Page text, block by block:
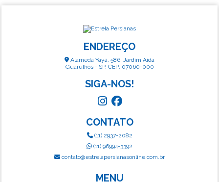
ENDEREÇO
Alameda Yayá, 586, Jardim Aida
Guarulhos - SP, CEP: 07060-000
SIGA-NOS!
CONTATO
(11) 2937-2082
(11) 96994-3392
contato@estrelapersianasonline.com.br
MENU